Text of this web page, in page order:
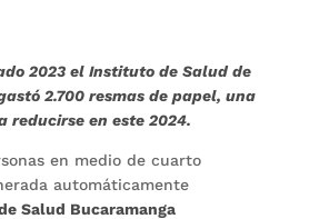
2023 el Instituto de Salud de
2.700 resmas de papel, una
reducirse en este 2024.
Salud Bucaramanga